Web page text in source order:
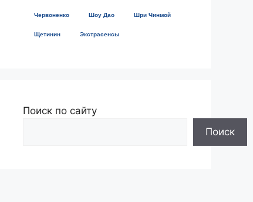
Червоненко Шоу Дао Шри Чинмой
Щетинин Экстрасенсы
Поиск по сайту
Поиск